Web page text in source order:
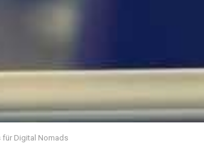
für Digital Nomads